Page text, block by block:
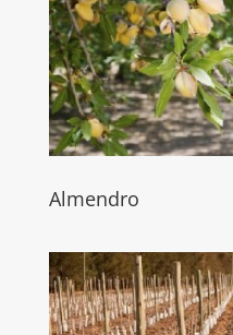
Almendro